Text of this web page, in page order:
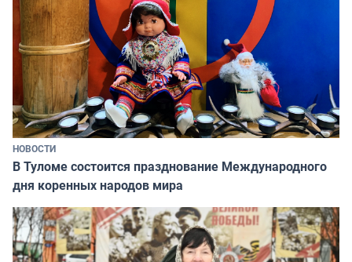
НОВОСТИ
В Туломе состоится празднование Международного
дня коренных народов мира